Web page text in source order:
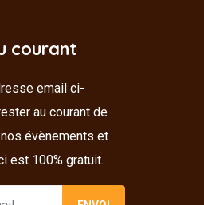
courant
email ci-
au courant de
évènements et
est 100% gratuit.